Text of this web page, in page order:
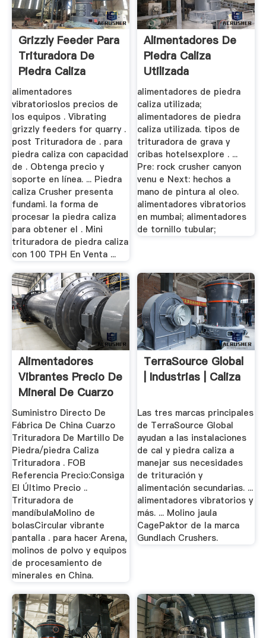
Grizzly Feeder Para
Trituradora De
Piedra Caliza
alimentadores
vibratorioslos precios de
los equipos . Vibrating
grizzly feeders for quarry .
post Trituradora de . para
piedra caliza con capacidad
de . Obtenga precio y
soporte en línea. ... Piedra
caliza Crusher presenta
fundami. la forma de
procesar la piedra caliza
para obtener el . Mini
trituradora de piedra caliza
con 100 TPH En Venta ...
Alimentadores De
Piedra Caliza
Utilizada
alimentadores de piedra
caliza utilizada;
alimentadores de piedra
caliza utilizada. tipos de
trituradora de grava y
cribas hotelsexplore . ...
Pre: rock crusher canyon
venu e Next: hechos a
mano de pintura al oleo.
alimentadores vibratorios
en mumbai; alimentadores
de tornillo tubular;
Alimentadores
Vibrantes Precio De
Mineral De Cuarzo
Suministro Directo De
Fábrica De China Cuarzo
Trituradora De Martillo De
Piedra/piedra Caliza
Trituradora . FOB
Referencia Precio:Consiga
El Último Precio ..
Trituradora de
mandíbulaMolino de
bolasCircular vibrante
pantalla . para hacer Arena,
molinos de polvo y equipos
de procesamiento de
minerales en China.
TerraSource Global
| Industrias | Caliza
Las tres marcas principales
de TerraSource Global
ayudan a las instalaciones
de cal y piedra caliza a
manejar sus necesidades
de trituración y
alimentación secundarias. ...
alimentadores vibratorios y
más. ... Molino jaula
CagePaktor de la marca
Gundlach Crushers.